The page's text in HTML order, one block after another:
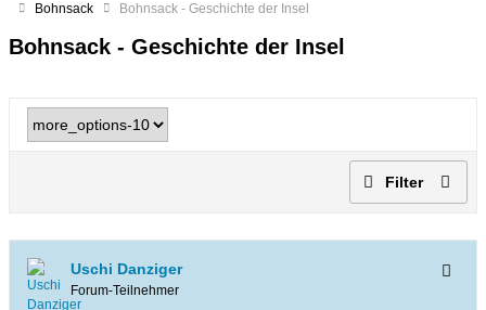
Bohnsack
Bohnsack - Geschichte der Insel
Bohnsack - Geschichte der Insel
Filter
Uschi Danziger
Forum-Teilnehmer